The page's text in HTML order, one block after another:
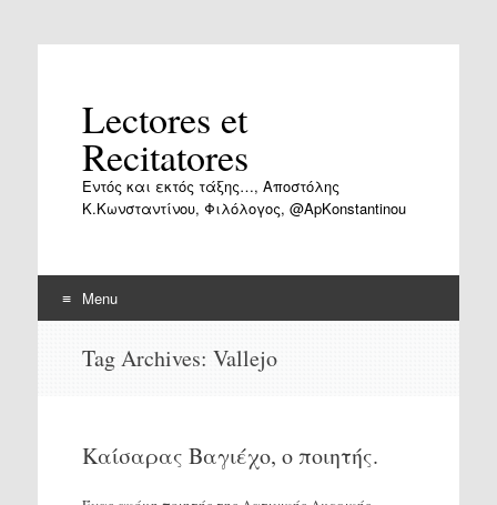
Lectores et
Recitatores
Εντός και εκτός τάξης…, Αποστόλης
Κ.Κωνσταντίνου, Φιλόλογος, @ApKonstantinou
Menu
Tag Archives: Vallejo
Καίσαρας Βαγιέχο, ο ποιητής.